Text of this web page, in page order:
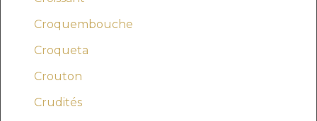
Croquembouche
Croqueta
Crouton
Crudités